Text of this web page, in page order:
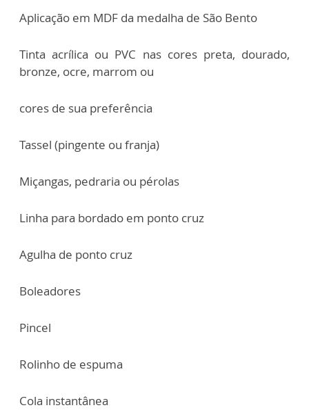
Aplicação em MDF da medalha de São Bento
Tinta acrílica ou PVC nas cores preta, dourado,
bronze, ocre, marrom ou
cores de sua preferência
Tassel (pingente ou franja)
Miçangas, pedraria ou pérolas
Linha para bordado em ponto cruz
Agulha de ponto cruz
Boleadores
Pincel
Rolinho de espuma
Cola instantânea